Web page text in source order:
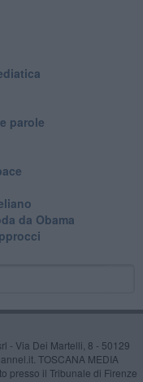
parole
da Obama
- Via Dei Martelli, 8 - 50129
TOSCANA MEDIA
presso il Tribunale di Firenze